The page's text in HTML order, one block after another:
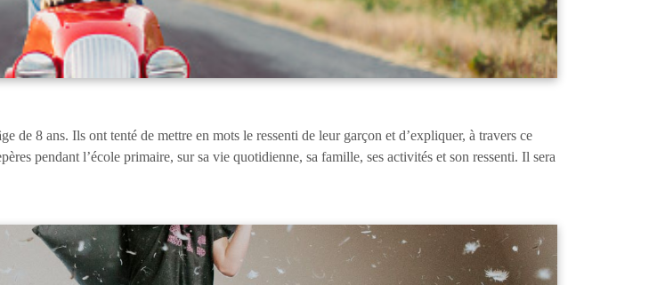
8 ans. Ils ont tenté de mettre en mots le ressenti de leur garçon et d’expliquer, à travers ce
pendant l’école primaire, sur sa vie quotidienne, sa famille, ses activités et son ressenti. Il sera